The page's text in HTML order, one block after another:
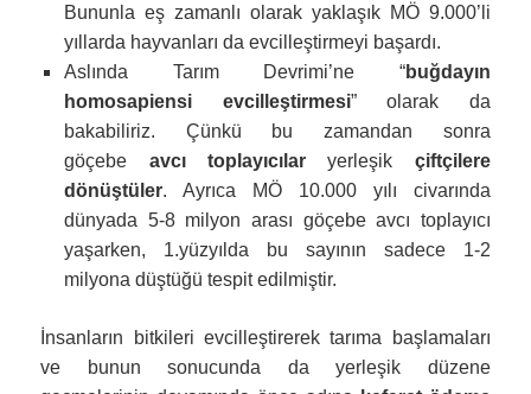
Bununla eş zamanlı olarak yaklaşık MÖ 9.000’li
yıllarda hayvanları da evcilleştirmeyi başardı.
Aslında Tarım Devrimi’ne “buğdayın
homosapiensi evcilleştirmesi” olarak da
bakabiliriz. Çünkü bu zamandan sonra
göçebe avcı toplayıcılaryerleşik çiftçilere
dönüştüler. Ayrıca MÖ 10.000 yılı civarında
dünyada 5-8 milyon arası göçebe avcı toplayıcı
yaşarken, 1.yüzyılda bu sayının sadece 1-2
milyona düştüğü tespit edilmiştir.
İnsanların bitkileri evcilleştirerek tarıma başlamaları
ve bunun sonucunda da yerleşik düzene